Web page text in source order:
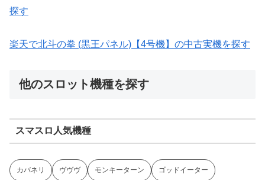
探す
楽天で北斗の拳 (黒王パネル)【4号機】の中古実機を探す
他のスロット機種を探す
スマスロ人気機種
カバネリ ヴヴヴ モンキーターン ゴッドイーター